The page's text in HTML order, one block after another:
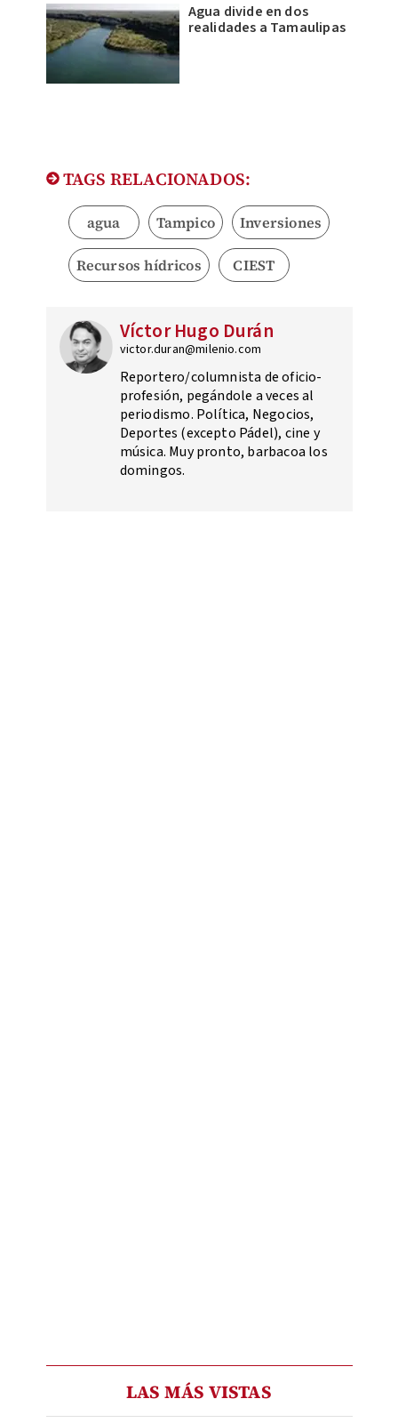
Agua divide en dos
realidades a Tamaulipas
TAGS RELACIONADOS:
agua Tampico Inversiones
Recursos hídricos CIEST
Víctor Hugo Durán
victor.duran@milenio.com
Reportero/columnista de oficio-
profesión, pegándole a veces al
periodismo. Política, Negocios,
Deportes (excepto Pádel), cine y
música. Muy pronto, barbacoa los
domingos.
LAS MÁS VISTAS